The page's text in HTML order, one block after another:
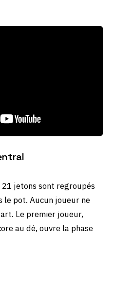
jetons sont regroupés
le pot. Aucun joueur ne
Le premier joueur,
au dé, ouvre la phase